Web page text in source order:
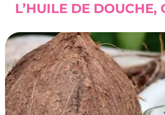
L’HUILE DE DOUCHE,